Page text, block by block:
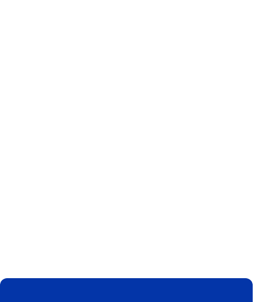
FUSSZEILE